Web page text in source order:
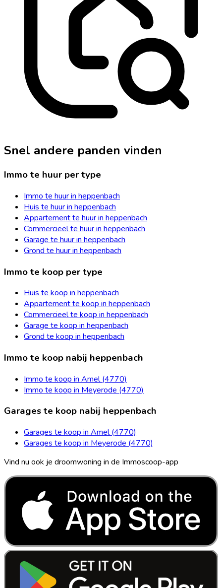
Snel andere panden vinden
Immo te huur per type
Immo te huur in heppenbach
Huis te huur in heppenbach
Appartement te huur in heppenbach
Commercieel te huur in heppenbach
Garage te huur in heppenbach
Grond te huur in heppenbach
Immo te koop per type
Huis te koop in heppenbach
Appartement te koop in heppenbach
Commercieel te koop in heppenbach
Garage te koop in heppenbach
Grond te koop in heppenbach
Immo te koop nabij heppenbach
Immo te koop in Amel (4770)
Immo te koop in Meyerode (4770)
Garages te koop nabij heppenbach
Garages te koop in Amel (4770)
Garages te koop in Meyerode (4770)
Vind nu ook je droomwoning in de Immoscoop-app